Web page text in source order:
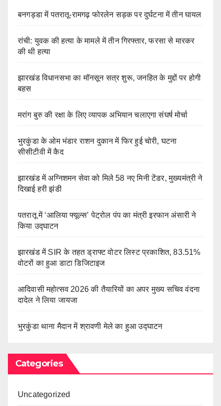
बनगड्डा में पतरातू-रामगढ़ फोरलेन सड़क पर दुर्घटना में तीन घायल
रांची: युवक की हत्या के मामले में तीन गिरफ्तार, फरसा से मारकर
की थी हत्या
झारखंड विधानसभा का मॉनसून सत्र शुरू, जनहित के मुद्दों पर होगी
बहस
मरांग बुरु की रक्षा के लिए व्यापक अभियान चलाएगा संघर्ष मोर्चा
भुरकुंडा के ओम भंडार राशन दुकान में फिर हुई चोरी, घटना
सीसीटीवी में कैद
झारखंड में अग्निशमन सेवा को मिले 58 नए मिनी टेंडर, मुख्यमंत्री ने
दिखाई हरी झंडी
पतरातू में ‘आलिया फ्यूल्स’ पेट्रोल पंप का मंत्री इरफान अंसारी ने
किया उद्घाटन
झारखंड में SIR के तहत ड्राफ्ट वोटर लिस्ट प्रकाशित, 83.51%
वोटरों का हुआ डाटा डिजिटाइज
आदिवासी महोत्सव 2026 की तैयारियों का अपर मुख्य सचिव वंदना
दादेल ने लिया जायजा
भुरकुंडा थाना मैदान में श्रावणी मेले का हुआ उद्घाटन
Categories
Uncategorized